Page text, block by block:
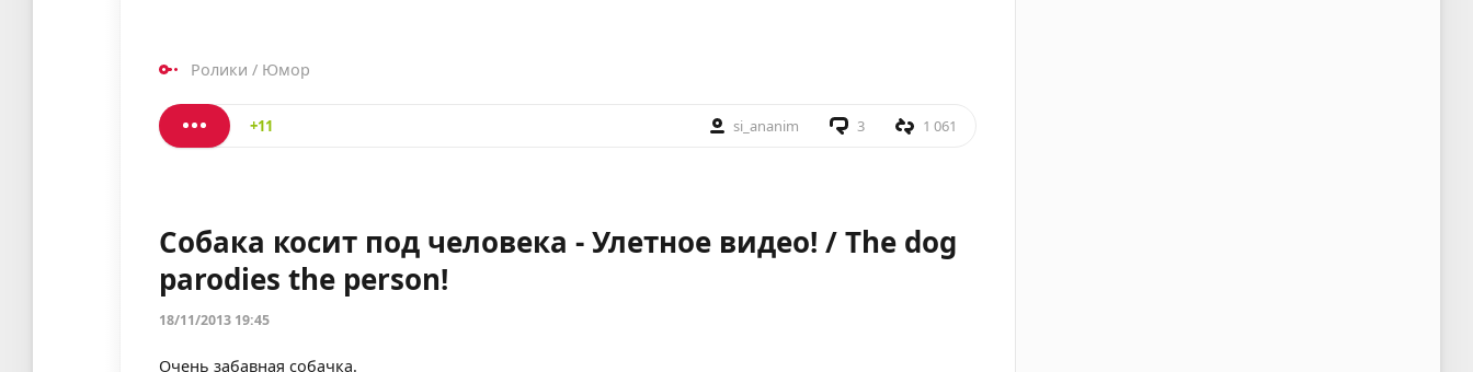
Ролики / Юмор
+11 si_ananim 3 1 061
Собака косит под человека - Улетное видео! / The dog
parodies the person!
18/11/2013 19:45
Очень забавная собачка.